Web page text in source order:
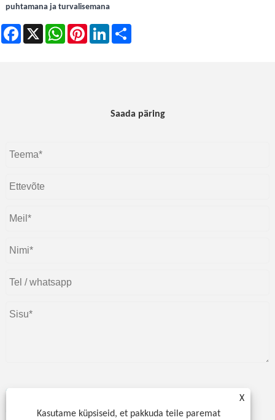
puhtamana ja turvalisemana
Facebook
X WhatsAppPinterestLinkedIn
Saada päring
X
Kasutame küpsiseid, et pakkuda teile paremat